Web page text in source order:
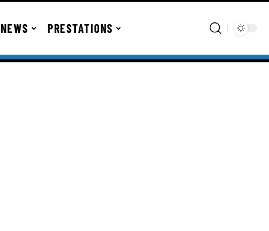
NEWS PRESTATIONS